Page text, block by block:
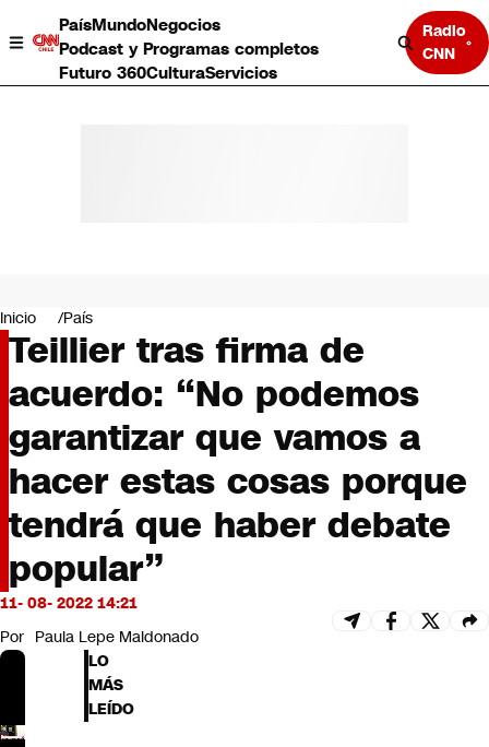
PaísMundoNegocios
Podcast y Programas completos
Futuro 360CulturaServicios
Radio
CNN
Negocios
Deportes
Programas completos
Cultura
Servicios
Bits
CNN Data
CNN tiempo
Futuro 360
Opinión
Inicio País
Teillier tras firma de
acuerdo: “No podemos
garantizar que vamos a
hacer estas cosas porque
tendrá que haber debate
popular”
11- 08- 2022 14:21
Por Paula Lepe Maldonado
LO
MÁS
LEÍDO